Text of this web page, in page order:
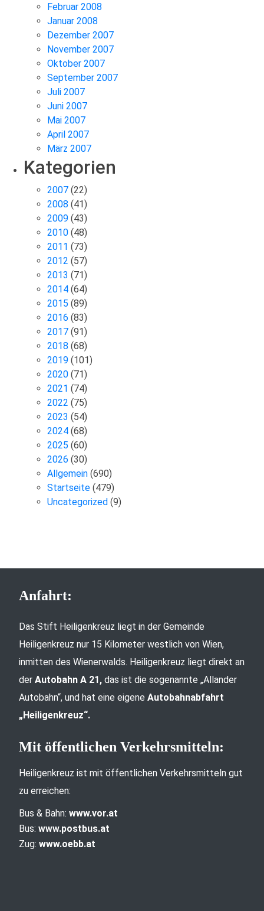
Februar 2008
Januar 2008
Dezember 2007
November 2007
Oktober 2007
September 2007
Juli 2007
Juni 2007
Mai 2007
April 2007
März 2007
Kategorien
2007 (22)
2008 (41)
2009 (43)
2010 (48)
2011 (73)
2012 (57)
2013 (71)
2014 (64)
2015 (89)
2016 (83)
2017 (91)
2018 (68)
2019 (101)
2020 (71)
2021 (74)
2022 (75)
2023 (54)
2024 (68)
2025 (60)
2026 (30)
Allgemein (690)
Startseite (479)
Uncategorized (9)
Anfahrt:
Das Stift Heiligenkreuz liegt in der Gemeinde
Heiligenkreuz nur 15 Kilometer westlich von Wien,
inmitten des Wienerwalds. Heiligenkreuz liegt direkt an
der Autobahn A 21, das ist die sogenannte „Allander
Autobahn“, und hat eine eigene Autobahnabfahrt
„Heiligenkreuz“.
Mit öffentlichen Verkehrsmitteln:
Heiligenkreuz ist mit öffentlichen Verkehrsmitteln gut
zu erreichen:
Bus & Bahn: www.vor.at
Bus: www.postbus.at
Zug: www.oebb.at